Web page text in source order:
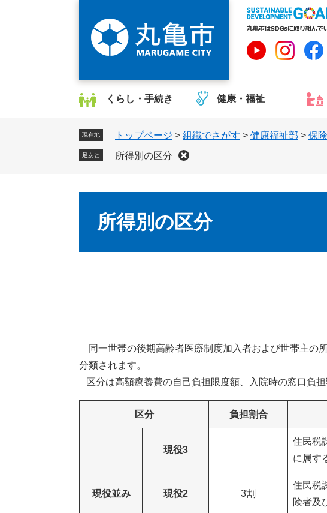
頭
飛
くらし・手続き 健康・福祉
現在地 トップページ > 組織でさがす > 健康福祉部 > 保
足あと 所得別の区分
所得別の区分
同一世帯の後期高齢者医療制度加入者および世帯主の
分類されます。
区分は高額療養費の自己負担限度額、入院時の窓口負担
区分 負担割合
現役並み
現役3
3割
住民税
に属す
現役2
住民税
険者及